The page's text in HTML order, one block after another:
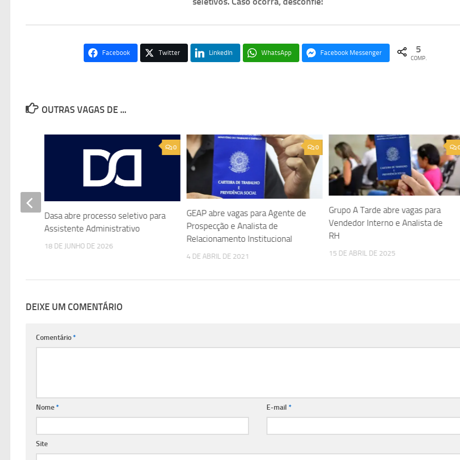
Facebook Twitter LinkedIn WhatsApp Facebook Messenger 5
COMP.
OUTRAS VAGAS DE ...
0
GEAP abre vagas para Agente de
Prospecção e Analista de
Relacionamento Institucional
4 DE ABRIL DE 2021
Grupo A Tarde abre vagas para
Vendedor Interno e Analista de
RH
15 DE ABRIL DE 2025
0
Dasa abre processo seletivo para
Assistente Administrativo
18 DE JUNHO DE 2026
DEIXE UM COMENTÁRIO
Comentário*
Nome* E-mail*
Site